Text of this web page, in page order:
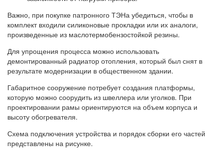
Важно, при покупке патронного ТЭНа убедиться, чтобы в
комплект входили силиконовые прокладки или их аналоги,
произведенные из маслотермобензостойкой резины.
Для упрощения процесса можно использовать
демонтированный радиатор отопления, который был снят в
результате модернизации в общественном здании.
Габаритное сооружение потребует создания платформы,
которую можно соорудить из швеллера или уголков. При
проектировании рамы ориентируются на объем корпуса и
высоту обогревателя.
Схема подключения устройства и порядок сборки его частей
представлены на рисунке.